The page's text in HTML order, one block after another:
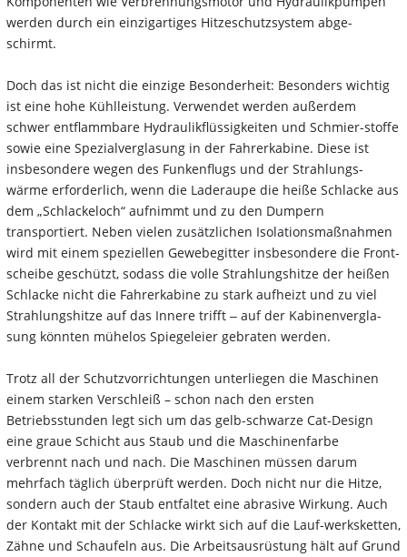
werden durch ein einzigartiges Hitzeschutzsystem abge-
schirmt.
Doch das ist nicht die einzige Besonderheit: Besonders wichtig
ist eine hohe Kühlleistung. Verwendet werden außerdem
schwer entflammbare Hydraulikflüssigkeiten und Schmier-stoffe
sowie eine Spezialverglasung in der Fahrerkabine. Diese ist
insbesondere wegen des Funkenflugs und der Strahlungs-
wärme erforderlich, wenn die Laderaupe die heiße Schlacke aus
dem „Schlackeloch“ aufnimmt und zu den Dumpern
transportiert. Neben vielen zusätzlichen Isolationsmaßnahmen
wird mit einem speziellen Gewebegitter insbesondere die Front-
scheibe geschützt, sodass die volle Strahlungshitze der heißen
Schlacke nicht die Fahrerkabine zu stark aufheizt und zu viel
Strahlungshitze auf das Innere trifft ‒ auf der Kabinenvergla-
sung könnten mühelos Spiegeleier gebraten werden.
Trotz all der Schutzvorrichtungen unterliegen die Maschinen
einem starken Verschleiß – schon nach den ersten
Betriebsstunden legt sich um das gelb-schwarze Cat-Design
eine graue Schicht aus Staub und die Maschinenfarbe
verbrennt nach und nach. Die Maschinen müssen darum
mehrfach täglich überprüft werden. Doch nicht nur die Hitze,
sondern auch der Staub entfaltet eine abrasive Wirkung. Auch
der Kontakt mit der Schlacke wirkt sich auf die Lauf-werksketten,
Zähne und Schaufeln aus. Die Arbeitsausrüstung hält auf Grund